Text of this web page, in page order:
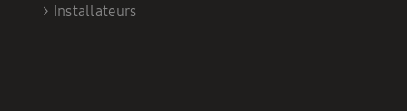
> Installateurs